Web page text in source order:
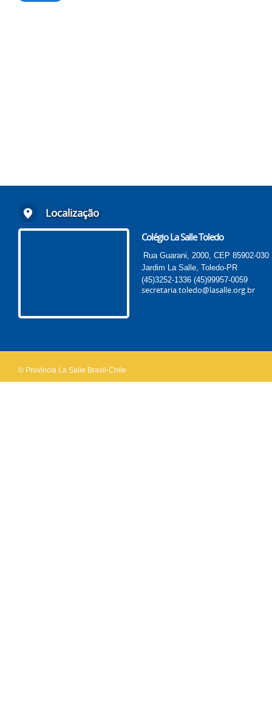
Localização
Colégio La Salle Toledo
Rua Guarani, 2000, CEP 85902-030
Jardim La Salle, Toledo-PR
(45)3252-1336 (45)99957-0059
secretaria.toledo@lasalle.org.br
© Província La Salle Brasil-Chile